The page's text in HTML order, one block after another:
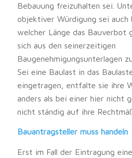
Bebauung freizuhalten sei.
objektiver Würdigung sei auch
welcher Länge das Bauverbot
sich aus den seinerzeitigen
Baugenehmigungsunterlagen
Sei eine Baulast in das
eingetragen, entfalte sie ihre
anders als bei einer hier nicht
nicht ständig auf ihre
Bauantragsteller muss handeln
Erst im Fall der Eintragung